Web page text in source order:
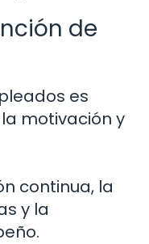
de
es
motivación y
continua, la
y la